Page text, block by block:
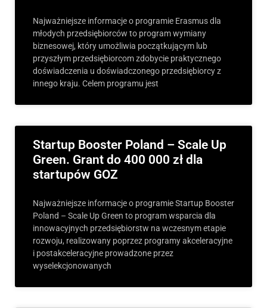
Najważniejsze informacje o programie Erasmus dla
młodych przedsiębiorców to program wymiany
biznesowej, który umożliwia początkującym lub
przyszłym przedsiębiorcom zdobycie praktycznego
doświadczenia u doświadczonego przedsiębiorcy z
innego kraju. Celem programu jest
Startup Booster Poland – Scale Up
Green. Grant do 400 000 zł dla
startupów GOZ
Najważniejsze informacje o programie Startup Booster
Poland – Scale Up Green to program wsparcia dla
innowacyjnych przedsiębiorstw na wczesnym etapie
rozwoju, realizowany poprzez programy akceleracyjne
i postakceleracyjne prowadzone przez
wyselekcjonowanych